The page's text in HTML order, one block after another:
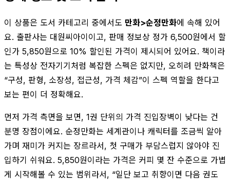
이 상품은 도서 카테고리 중에서도 만화>순정만화에 속해 있어
요. 출판사는 대원씨아이이고, 판매 정보상 정가 6,500원에서 할
인가 5,850원으로 10% 할인된 가격이 제시되어 있어요. 책이라
는 특성상 전자기기처럼 복잡한 스펙은 없지만, 오히려 만화책은
“구성, 판형, 소장성, 접근성, 가격 체감”이 스펙 역할을 한다고
보는 편이 더 정확해요.
먼저 가격 측면을 보면, 1권 단위의 가격 진입장벽이 낮다는 건
분명 장점이에요. 순정만화는 세계관이나 캐릭터를 조금씩 알아
가며 재미가 커지는 장르라서, 첫 구매가 부담스럽지 않아야 진
입하기 쉬워요. 5,850원이라는 가격은 커피 몇 잔 수준으로 가볍
게 시작해볼 수 있는 범위라서, “일단 보고 취향이면 다음 권도